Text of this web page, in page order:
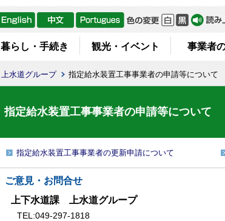
暮らし・手続き 観光・イベント 事業者
上水道グループ 指定給水装置工事事業者の申請等について
指定給水装置工事事業者の申請等について
指定給水装置工事事業者の更新申請について
ご意見・お問合せ
上下水道課 上水道グループ
TEL:049-297-1818